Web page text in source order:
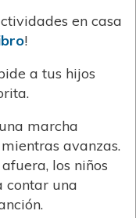
en casa
!
a tus hijos
marcha
avanzas.
los niños
contar una